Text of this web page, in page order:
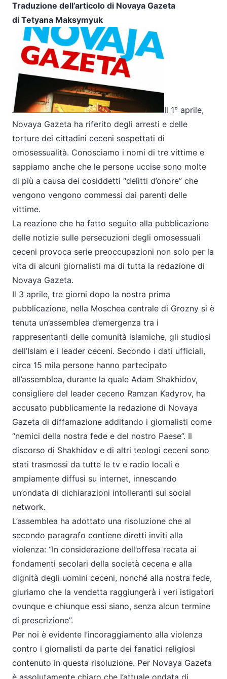
Traduzione dell’articolo di Novaya Gazeta
di Tetyana Maksymyuk
Il 1° aprile,
Novaya Gazeta ha riferito degli arresti e delle
torture dei cittadini ceceni sospettati di
omosessualità. Conosciamo i nomi di tre vittime e
sappiamo anche che le persone uccise sono molte
di più a causa dei cosiddetti “delitti d’onore” che
vengono vengono commessi dai parenti delle
vittime.
La reazione che ha fatto seguito alla pubblicazione
delle notizie sulle persecuzioni degli omosessuali
ceceni provoca serie preoccupazioni non solo per la
vita di alcuni giornalisti ma di tutta la redazione di
Novaya Gazeta.
Il 3 aprile, tre giorni dopo la nostra prima
pubblicazione, nella Moschea centrale di Grozny si è
tenuta un’assemblea d’emergenza tra i
rappresentanti delle comunità islamiche, gli studiosi
dell’Islam e i leader ceceni. Secondo i dati ufficiali,
circa 15 mila persone hanno partecipato
all’assemblea, durante la quale Adam Shakhidov,
consigliere del leader ceceno Ramzan Kadyrov, ha
accusato pubblicamente la redazione di Novaya
Gazeta di diffamazione additando i giornalisti come
“nemici della nostra fede e del nostro Paese”. Il
discorso di Shakhidov e di altri teologi ceceni sono
stati trasmessi da tutte le tv e radio locali e
ampiamente diffusi su internet, innescando
un’ondata di dichiarazioni intolleranti sui social
network.
L’assemblea ha adottato una risoluzione che al
secondo paragrafo contiene diretti inviti alla
violenza: “In considerazione dell’offesa recata ai
fondamenti secolari della società cecena e alla
dignità degli uomini ceceni, nonché alla nostra fede,
giuriamo che la vendetta raggiungerà i veri istigatori
ovunque e chiunque essi siano, senza alcun termine
di prescrizione”.
Per noi è evidente l’incoraggiamento alla violenza
contro i giornalisti da parte dei fanatici religiosi
contenuto in questa risoluzione. Per Novaya Gazeta
è assolutamente chiaro che l’attuale ondata di